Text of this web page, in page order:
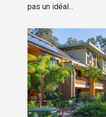
pas un idéal...